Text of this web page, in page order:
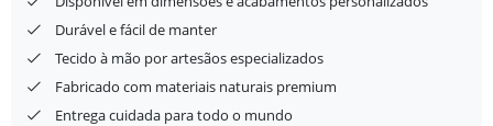
Durável e fácil de manter
Tecido à mão por artesãos especializados
Fabricado com materiais naturais premium
Entrega cuidada para todo o mundo